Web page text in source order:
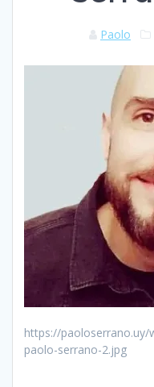
Paolo
https://
paolo-serrano-2.jpg